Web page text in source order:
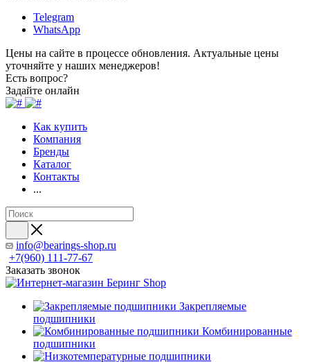
Telegram
WhatsApp
Цены на сайте в процессе обновления. Актуальные цены
уточняйте у наших менеджеров!
Есть вопрос?
Задайте онлайн
Как купить
Компания
Бренды
Каталог
Контакты
...
info@bearings-shop.ru
+7(960) 111-77-67
Заказать звонок
Закрепляемые
подшипники
Комбинированные
подшипники